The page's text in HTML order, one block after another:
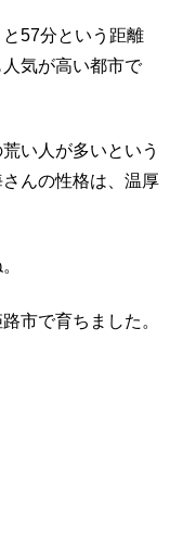
57分という距離
気が高い都市で
い人が多いという
んの性格は、温厚
市で育ちました。